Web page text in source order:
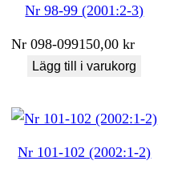
Nr 98-99 (2001:2-3)
Nr 098-099150,00kr
Lägg till i varukorg
Nr 101-102 (2002:1-2)